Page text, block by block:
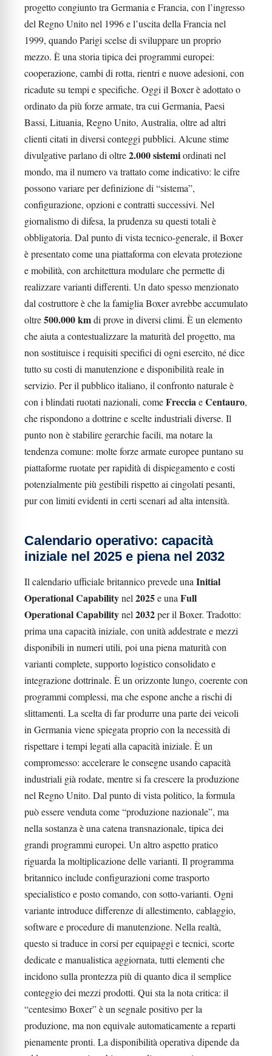
progetto congiunto tra Germania e Francia, con l’ingresso
del Regno Unito nel 1996 e l’uscita della Francia nel
1999, quando Parigi scelse di sviluppare un proprio
mezzo. È una storia tipica dei programmi europei:
cooperazione, cambi di rotta, rientri e nuove adesioni, con
ricadute su tempi e specifiche. Oggi il Boxer è adottato o
ordinato da più forze armate, tra cui Germania, Paesi
Bassi, Lituania, Regno Unito, Australia, oltre ad altri
clienti citati in diversi conteggi pubblici. Alcune stime
divulgative parlano di oltre2.000 sistemiordinati nel
mondo, ma il numero va trattato come indicativo: le cifre
possono variare per definizione di “sistema”,
configurazione, opzioni e contratti successivi. Nel
giornalismo di difesa, la prudenza su questi totali è
obbligatoria. Dal punto di vista tecnico-generale, il Boxer
è presentato come una piattaforma con elevata protezione
e mobilità, con architettura modulare che permette di
realizzare varianti differenti. Un dato spesso menzionato
dal costruttore è che la famiglia Boxer avrebbe accumulato
oltre500.000 kmdi prove in diversi climi. È un elemento
che aiuta a contestualizzare la maturità del progetto, ma
non sostituisce i requisiti specifici di ogni esercito, né dice
tutto su costi di manutenzione e disponibilità reale in
servizio. Per il pubblico italiano, il confronto naturale è
con i blindati ruotati nazionali, comeFrecciaeCentauro,
che rispondono a dottrine e scelte industriali diverse. Il
punto non è stabilire gerarchie facili, ma notare la
tendenza comune: molte forze armate europee puntano su
piattaforme ruotate per rapidità di dispiegamento e costi
potenzialmente più gestibili rispetto ai cingolati pesanti,
pur con limiti evidenti in certi scenari ad alta intensità.
Calendario operativo: capacità
iniziale nel 2025 e piena nel 2032
Il calendario ufficiale britannico prevede una Initial
Operational Capabilitynel 2025e una Full
Operational Capabilitynel 2032per il Boxer. Tradotto:
prima una capacità iniziale, con unità addestrate e mezzi
disponibili in numeri utili, poi una piena maturità con
varianti complete, supporto logistico consolidato e
integrazione dottrinale. È un orizzonte lungo, coerente con
programmi complessi, ma che espone anche a rischi di
slittamenti. La scelta di far produrre una parte dei veicoli
in Germania viene spiegata proprio con la necessità di
rispettare i tempi legati alla capacità iniziale. È un
compromesso: accelerare le consegne usando capacità
industriali già rodate, mentre si fa crescere la produzione
nel Regno Unito. Dal punto di vista politico, la formula
può essere venduta come “produzione nazionale”, ma
nella sostanza è una catena transnazionale, tipica dei
grandi programmi europei. Un altro aspetto pratico
riguarda la moltiplicazione delle varianti. Il programma
britannico include configurazioni come trasporto
specialistico e posto comando, con sotto-varianti. Ogni
variante introduce differenze di allestimento, cablaggio,
software e procedure di manutenzione. Nella realtà,
questo si traduce in corsi per equipaggi e tecnici, scorte
dedicate e manualistica aggiornata, tutti elementi che
incidono sulla prontezza più di quanto dica il semplice
conteggio dei mezzi prodotti. Qui sta la nota critica: il
“centesimo Boxer” è un segnale positivo per la
produzione, ma non equivale automaticamente a reparti
pienamente pronti. La disponibilità operativa dipende da